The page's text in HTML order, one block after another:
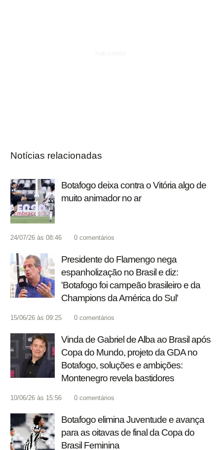
Notícias relacionadas
Botafogo deixa contra o Vitória algo de
muito animador no ar
24/07/26 às 08:46 0 comentários
Presidente do Flamengo nega
espanholização no Brasil e diz:
'Botafogo foi campeão brasileiro e da
Champions da América do Sul'
15/06/26 às 09:25 0 comentários
Vinda de Gabriel de Alba ao Brasil após
Copa do Mundo, projeto da GDA no
Botafogo, soluções e ambições:
Montenegro revela bastidores
10/06/26 às 15:56 0 comentários
Botafogo elimina Juventude e avança
para as oitavas de final da Copa do
Brasil Feminina